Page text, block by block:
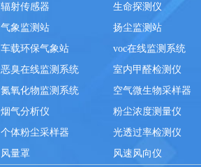
辐射传感器
生命探测仪
气象监测站
扬尘监测站
车载环保气象站
voc在线监测系统
恶臭在线监测系统
室内甲醛检测仪
氮氧化物监测系统
空气微生物采样器
烟气分析仪
粉尘浓度测量仪
个体粉尘采样器
光透过率检测仪
风量罩
风速风向仪